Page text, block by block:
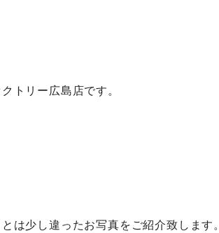
トリー広島店です。
は少し違ったお写真をご紹介致します。